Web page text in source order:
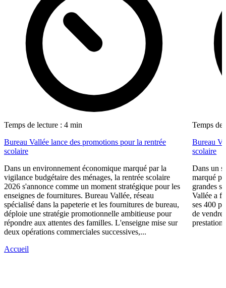
Temps de lecture : 4 min
Bureau Vallée lance des promotions pour la rentrée
scolaire
Dans un environnement économique marqué par la
vigilance budgétaire des ménages, la rentrée scolaire
2026 s'annonce comme un moment stratégique pour les
enseignes de fournitures. Bureau Vallée, réseau
spécialisé dans la papeterie et les fournitures de bureau,
déploie une stratégie promotionnelle ambitieuse pour
répondre aux attentes des familles. L'enseigne mise sur
deux opérations commerciales successives,...
Temps de
Bureau
scolaire
Dans un
marqué
grandes
Vallée a
ses 400
de vendre
Accueil